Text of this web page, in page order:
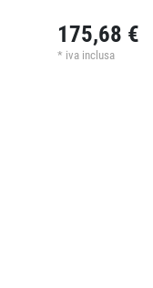
175,68 €
* iva inclusa